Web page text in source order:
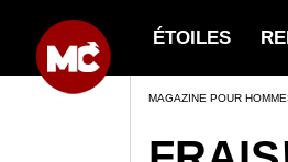
ÉTOILES
MAGAZINE POUR